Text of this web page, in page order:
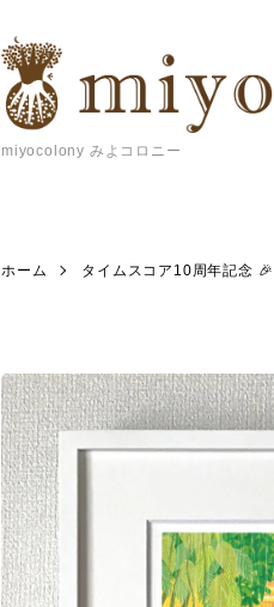
miyocolony みよコロニー
ホーム タイムスコア10周年記念